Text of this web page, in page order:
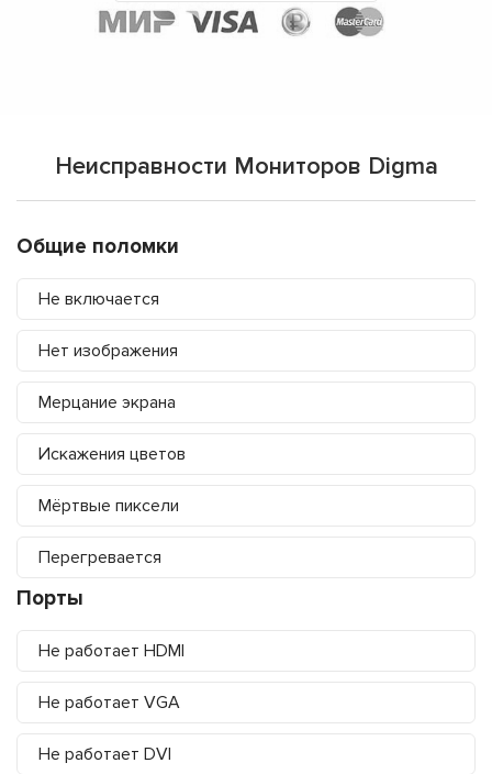
Неисправности Мониторов Digma
Общие поломки
Не включается
Нет изображения
Мерцание экрана
Искажения цветов
Мёртвые пиксели
Перегревается
Порты
Не работает HDMI
Не работает VGA
Не работает DVI